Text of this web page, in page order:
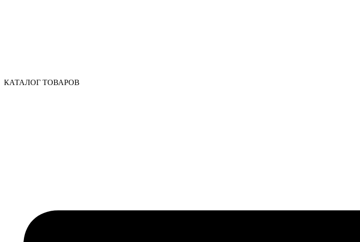
КАТАЛОГ ТОВАРОВ